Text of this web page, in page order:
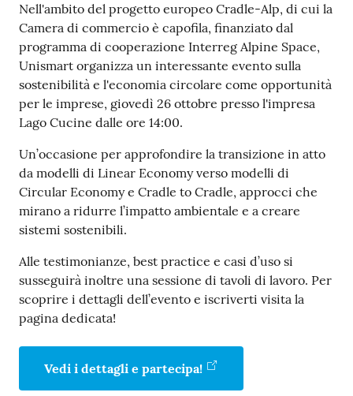
La
Camera
Prenota
zione
Nell'ambito del progetto europeo Cradle-Alp, di cui la
Camera di commercio è capofila, finanziato dal
programma di cooperazione Interreg Alpine Space,
Unismart organizza un interessante evento sulla
sostenibilità e l'economia circolare come opportunità
per le imprese, giovedì 26 ottobre presso l'impresa
Lago Cucine dalle ore 14:00.
Un’occasione per approfondire la transizione in atto
da modelli di Linear Economy verso modelli di
Circular Economy e Cradle to Cradle, approcci che
mirano a ridurre l’impatto ambientale e a creare
sistemi sostenibili.
Alle testimonianze, best practice e casi d’uso si
susseguirà inoltre una sessione di tavoli di lavoro. Per
scoprire i dettagli dell’evento e iscriverti visita la
pagina dedicata!
Vedi i dettagli e partecipa!